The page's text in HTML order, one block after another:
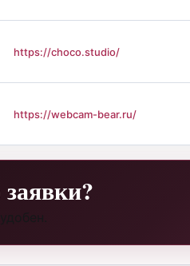
https://choco.studio/
https://webcam-bear.ru/